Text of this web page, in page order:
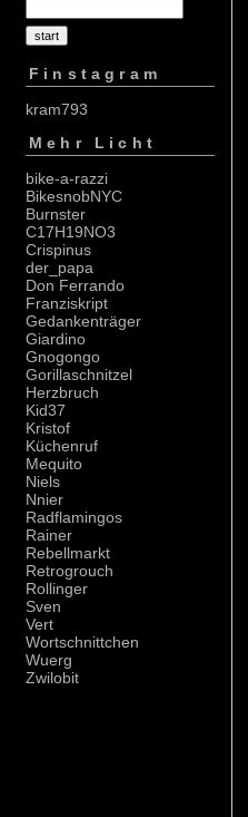
Finstagram
kram793
Mehr Licht
bike-a-razzi
BikesnobNYC
Burnster
C17H19NO3
Crispinus
der_papa
Don Ferrando
Franziskript
Gedankenträger
Giardino
Gnogongo
Gorillaschnitzel
Herzbruch
Kid37
Kristof
Küchenruf
Mequito
Niels
Nnier
Radflamingos
Rainer
Rebellmarkt
Retrogrouch
Rollinger
Sven
Vert
Wortschnittchen
Wuerg
Zwilobit